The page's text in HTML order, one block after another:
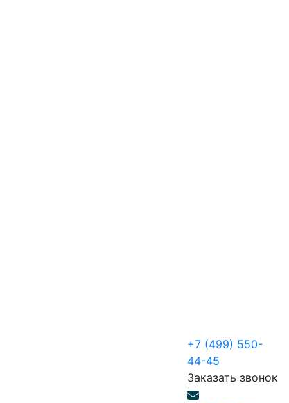
+7 (499) 550-
44-45
Заказать звонок